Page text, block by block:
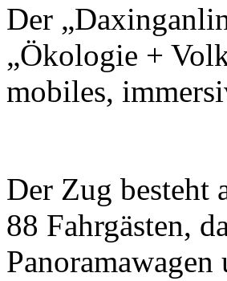
Der
„Ökologie +
mobiles,
Der Zug besteht
88 Fahrgästen,